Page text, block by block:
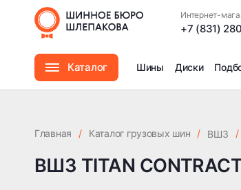
Интернет-
+7 (831)
Каталог Шины Диски
Главная / Каталог грузовых шин / ВШЗ /
ВШЗ TITAN